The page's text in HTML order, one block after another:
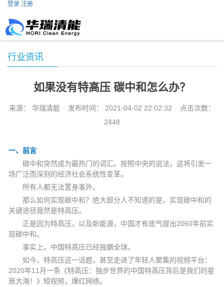
登录 注册
行业资讯
如果没有特高压 碳中和怎么办？
来源： 华瑞清能 发布时间： 2021-04-02 22:02:32 点击次数：
2448
一、前言
碳中和突然成为最热门的词汇。按照中央的说法，这将引发一
场广泛而深刻的经济社会系统性变革。
所有人都无法置身事外。
那么如何实现碳中和？绝大部分人不知道的是，实现碳中和的
关键途径竟然是特高压。
正是因为特高压，以及新能源，中国才有底气提出2060年前实
现碳中和。
事实上，中国特高压已经独霸全球。
如今，特高压这一话题，甚至走进了年轻人聚集的视频平台：
2020年11月一条《特高压：独步世界的中国特高压背后是我们的星
辰大海！》短视频，爆红网络。